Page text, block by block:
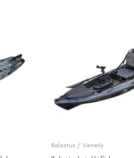
Kalastus / Veneily